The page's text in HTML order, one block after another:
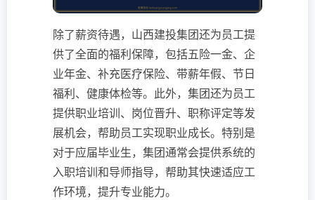
除了薪资待遇，山西建投集团还为员工提
供了全面的福利保障，包括五险一金、企
业年金、补充医疗保险、带薪年假、节日
福利、健康体检等。此外，集团还为员工
提供职业培训、岗位晋升、职称评定等发
展机会，帮助员工实现职业成长。特别是
对于应届毕业生，集团通常会提供系统的
入职培训和导师指导，帮助其快速适应工
作环境，提升专业能力。